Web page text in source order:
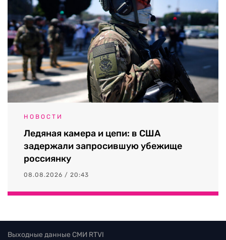
НОВОСТИ
Ледяная камера и цепи: в США
задержали запросившую убежище
россиянку
08.08.2026 / 20:43
Выходные данные СМИ RTVI